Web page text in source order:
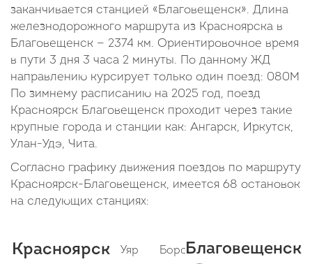
заканчивается станцией «Благовещенск». Длина
железнодорожного маршрута из Красноярска в
Благовещенск — 2374 км. Ориентировочное время
в пути 3 дня 3 часа 2 минуты. По данному ЖД
направлению курсирует только один поезд: 080М
По зимнему расписанию на 2025 год, поезд
Красноярск Благовещенск проходит через такие
крупные города и станции как: Ангарск, Иркутск,
Улан-Удэ, Чита.
Согласно графику движения поездов по маршруту
Красноярск-Благовещенск, имеется 68 остановок
на следующих станциях:
Красноярск
Уяр Бородино (Заозерная)
Благовещенск